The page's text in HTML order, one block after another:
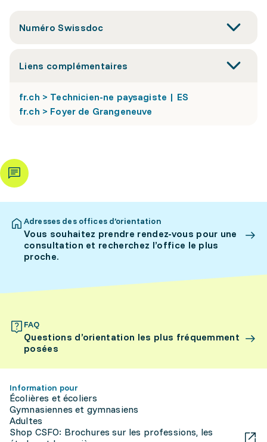
Numéro Swissdoc
Liens complémentaires
fr.ch > Technicien-ne paysagiste | ES
fr.ch > Foyer de Grangeneuve
Adresses des offices d’orientation
Vous souhaitez prendre rendez-vous pour une
consultation et recherchez l’office le plus
proche.
FAQ
Questions d’orientation les plus fréquemment
posées
Information pour
Écolières et écoliers
Gymnasiennes et gymnasiens
Adultes
Shop CSFO: Brochures sur les professions, les